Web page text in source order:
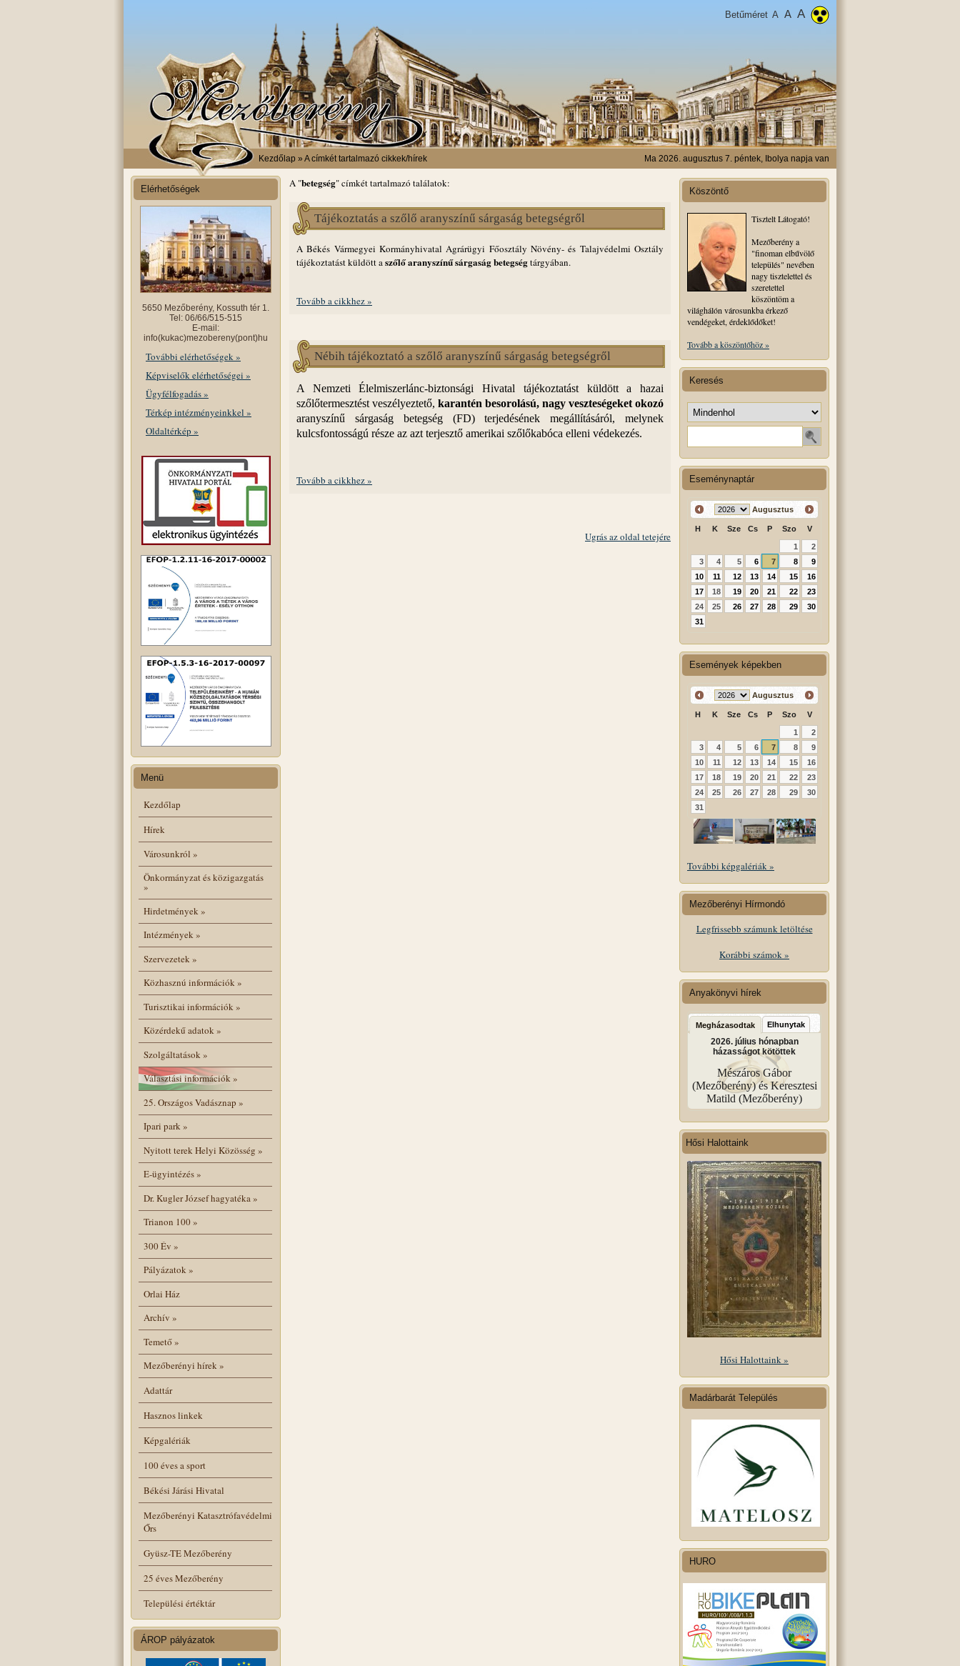
Betűméret A A A
Kezdőlap » A címkét tartalmazó cikkek/hírek Ma 2026. augusztus 7. péntek, Ibolya napja van
Elérhetőségek
5650 Mezőberény, Kossuth tér 1.
Tel: 06/66/515-515
E-mail:
info(kukac)mezobereny(pont)hu
További elérhetőségek »
Képviselők elérhetőségei »
Ügyfélfogadás »
Térkép intézményeinkkel »
Oldaltérkép »
Menü
Kezdőlap
Hírek
Városunkról »
Önkormányzat és közigazgatás
»
Hirdetmények»
Intézmények»
Szervezetek»
Közhasznú információk»
Turisztikai információk»
Közérdekű adatok»
Szolgáltatások»
Választási információk»
25. Országos Vadásznap »
Ipari park»
Nyitott terek Helyi Közösség »
E-ügyintézés»
Dr. Kugler József hagyatéka»
Trianon 100»
300 Év »
Pályázatok»
Orlai Ház
Archív »
Temető»
Mezőberényi hírek»
Adattár
Hasznos linkek
Képgalériák
100 éves a sport
Békési Járási Hivatal
Mezőberényi Katasztrófavédelmi
Őrs
Gyüsz-TE Mezőberény
25 éves Mezőberény
Települési értéktár
ÁROP pályázatok
A "betegség" címkét tartalmazó találatok:
Tájékoztatás a szőlő aranyszínű sárgaság betegségről
A Békés Vármegyei Kormányhivatal Agrárügyi Főosztály Növény- és Talajvédelmi Osztály
tájékoztatást küldött aszőlő aranyszínű sárgaság betegségtárgyában.
Tovább a cikkhez »
Nébih tájékoztató a szőlő aranyszínű sárgaság betegségről
A Nemzeti Élelmiszerlánc-biztonsági Hivatal tájékoztatást küldött a hazai
szőlőtermesztést veszélyeztető, karantén besorolású, nagy veszteségeket okozó
aranyszínű sárgaság betegség (FD) terjedésének megállításáról, melynek
kulcsfontosságú része az azt terjesztő amerikai szőlőkabóca elleni védekezés.
Tovább a cikkhez »
Ugrás az oldal tetejére
Köszöntő
Tisztelt Látogató!
Mezőberény a
"finoman elbűvölő
település" nevében
nagy tisztelettel és
szeretettel
köszöntöm a
világhálón városunkba érkező
vendégeket, érdeklődőket!
Tovább a köszöntőhöz »
Keresés
Keresés helye
Eseménynaptár
Augusztus
H K Sze Cs P Szo V
1
2
3
4 5 6 7 8
9
10
11 12 13 14 15
16
17
18 19 20 21 22
23
24
25 26 27 28 29
30
31
Események képekben
Augusztus
H K Sze Cs P Szo V
1
2
3
4 5 6 7 8
9
10
11 12 13 14 15
16
17
18 19 20 21 22
23
24
25 26 27 28 29
30
31
További képgalériák »
Mezőberényi Hírmondó
Legfrissebb számunk letöltése
Korábbi számok »
Anyakönyvi hírek
Megházasodtak Elhunytak
2026. július hónapban
házasságot kötöttek
Mészáros Gábor
(Mezőberény) és Keresztesi
Matild (Mezőberény)
Hősi Halottaink
Hősi Halottaink »
Madárbarát Település
HURO